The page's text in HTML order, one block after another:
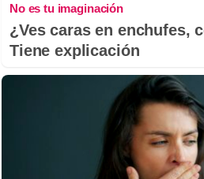
No es tu imaginación
¿Ves caras en enchufes,
Tiene explicación